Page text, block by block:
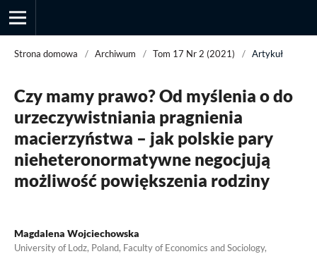
Przegląd Socjologii Jakościowej
Strona domowa / Archiwum / Tom 17 Nr 2 (2021) / Artykuł
Czy mamy prawo? Od myślenia o do
urzeczywistniania pragnienia
macierzyństwa – jak polskie pary
nieheteronormatywne negocjują
możliwość powiększenia rodziny
Magdalena Wojciechowska
University of Lodz, Poland, Faculty of Economics and Sociology,